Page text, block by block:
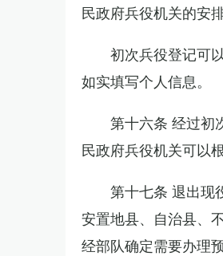
民政府兵役机关的安
初次兵役登记可
如实填写个人信息。
第十六条 经过初
民政府兵役机关可以
第十七条 退出现
安置地县、自治县、
经部队确定需要办理